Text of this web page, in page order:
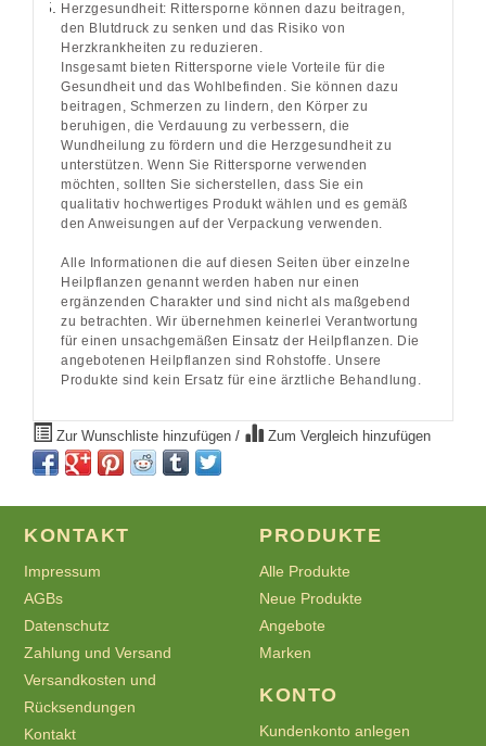
Herzgesundheit: Rittersporne können dazu beitragen,
den Blutdruck zu senken und das Risiko von
Herzkrankheiten zu reduzieren.
Insgesamt bieten Rittersporne viele Vorteile für die
Gesundheit und das Wohlbefinden. Sie können dazu
beitragen, Schmerzen zu lindern, den Körper zu
beruhigen, die Verdauung zu verbessern, die
Wundheilung zu fördern und die Herzgesundheit zu
unterstützen. Wenn Sie Rittersporne verwenden
möchten, sollten Sie sicherstellen, dass Sie ein
qualitativ hochwertiges Produkt wählen und es gemäß
den Anweisungen auf der Verpackung verwenden.
Alle Informationen die auf diesen Seiten über einzelne
Heilpflanzen genannt werden haben nur einen
ergänzenden Charakter und sind nicht als maßgebend
zu betrachten. Wir übernehmen keinerlei Verantwortung
für einen unsachgemäßen Einsatz der Heilpflanzen. Die
angebotenen Heilpflanzen sind Rohstoffe. Unsere
Produkte sind kein Ersatz für eine ärztliche Behandlung.
Zur Wunschliste hinzufügen / Zum Vergleich hinzufügen
KONTAKT
Impressum
AGBs
Datenschutz
Zahlung und Versand
Versandkosten und
Rücksendungen
Kontakt
PRODUKTE
Alle Produkte
Neue Produkte
Angebote
Marken
KONTO
Kundenkonto anlegen